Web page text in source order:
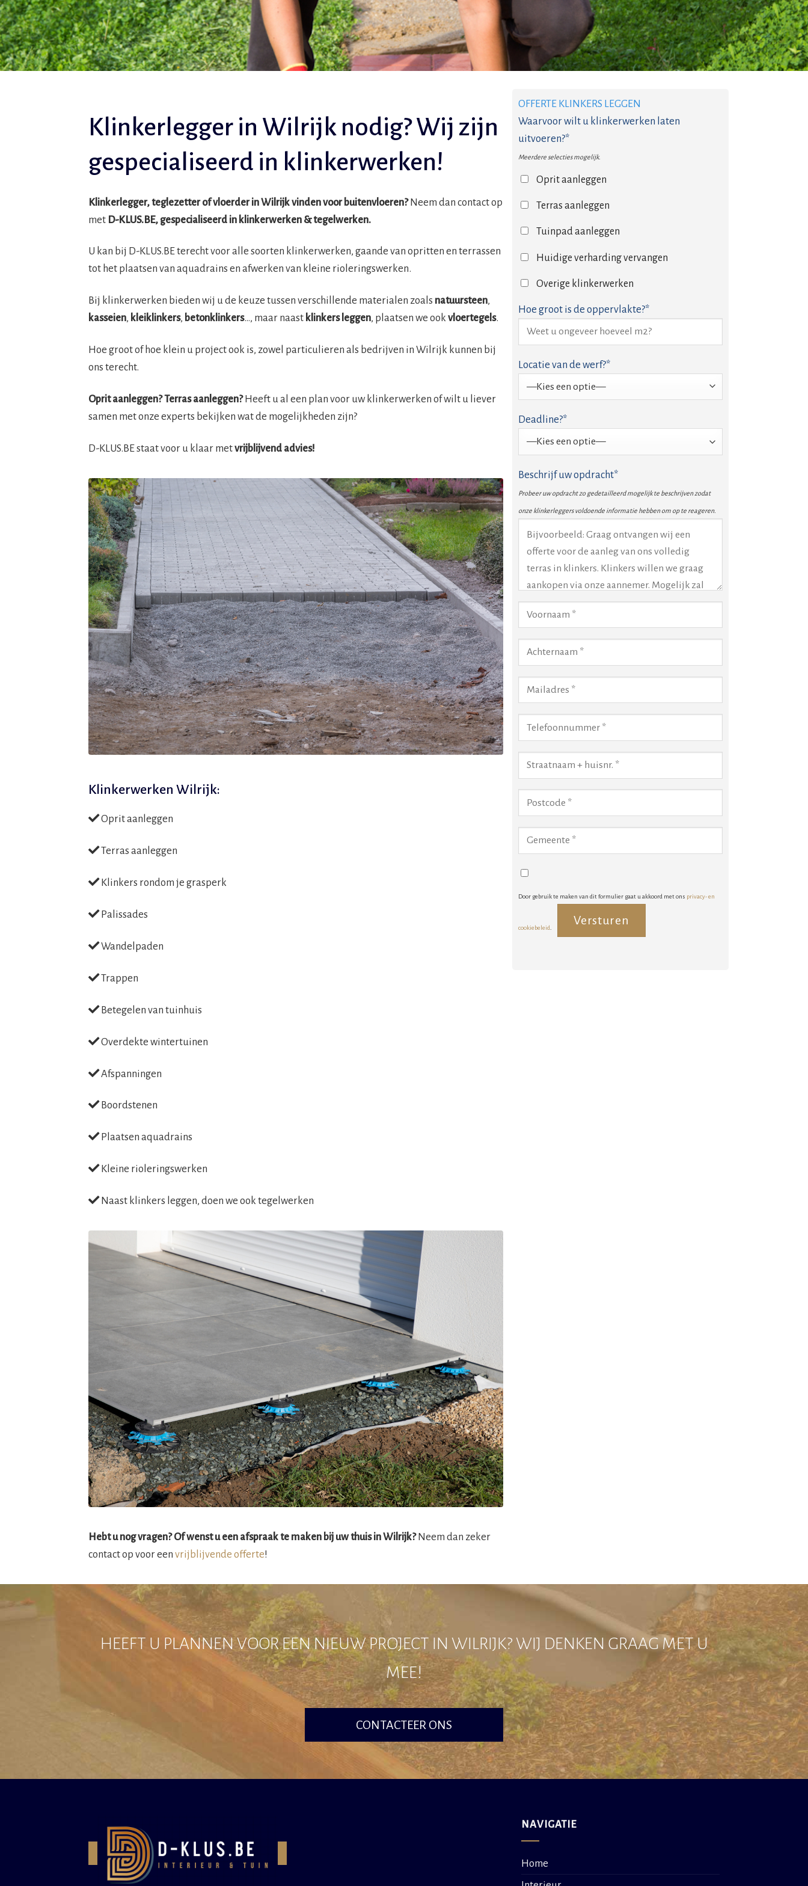
Klinkerlegger in Wilrijk nodig? Wij zijn
gespecialiseerd in klinkerwerken!
Klinkerlegger, teglezetter of vloerder in Wilrijk vinden voor buitenvloeren?Neem dan contact op
met D-KLUS.BE, gespecialiseerd in klinkerwerken & tegelwerken.
U kan bij D-KLUS.BE terecht voor alle soorten klinkerwerken, gaande van opritten en terrassen
tot het plaatsen van aquadrains en afwerken van kleine rioleringswerken.
Bij klinkerwerken bieden wij u de keuze tussen verschillende materialen zoals natuursteen,
kasseien, kleiklinkers, betonklinkers…, maar naast klinkers leggen, plaatsen we ook vloertegels.
Hoe groot of hoe klein u project ook is, zowel particulieren als bedrijven in Wilrijk kunnen bij
ons terecht.
Oprit aanleggen? Terras aanleggen?Heeft u al een plan voor uw klinkerwerken of wilt u liever
samen met onze experts bekijken wat de mogelijkheden zijn?
D-KLUS.BE staat voor u klaar metvrijblijvend advies!
Klinkerwerken Wilrijk:
Oprit aanleggen
Terras aanleggen
Klinkers rondom je grasperk
Palissades
Wandelpaden
Trappen
Betegelen van tuinhuis
Overdekte wintertuinen
Afspanningen
Boordstenen
Plaatsen aquadrains
Kleine rioleringswerken
Naast klinkers leggen, doen we ook tegelwerken
Hebt u nog vragen? Of wenst u een afspraak te maken bij uw thuis in Wilrijk?Neem dan zeker
contact op voor een vrijblijvende offerte!
OFFERTE KLINKERS LEGGEN
Waarvoor wilt u klinkerwerken laten
uitvoeren?*
Meerdere selecties mogelijk.
Oprit aanleggen
Terras aanleggen
Tuinpad aanleggen
Huidige verharding vervangen
Overige klinkerwerken
Hoe groot is de oppervlakte?*
Locatie van de werf?*
Deadline?*
Beschrijf uw opdracht*
Probeer uw opdracht zo gedetailleerd mogelijk te beschrijven zodat
onze klinkerleggers voldoende informatie hebben om op te reageren.
Door gebruik te maken van dit formulier gaat u akkoord met ons privacy- en
cookiebeleid
HEEFT U PLANNEN VOOR EEN NIEUW PROJECT IN WILRIJK? WIJ DENKEN GRAAG MET U
MEE!
CONTACTEER ONS
NAVIGATIE
Home